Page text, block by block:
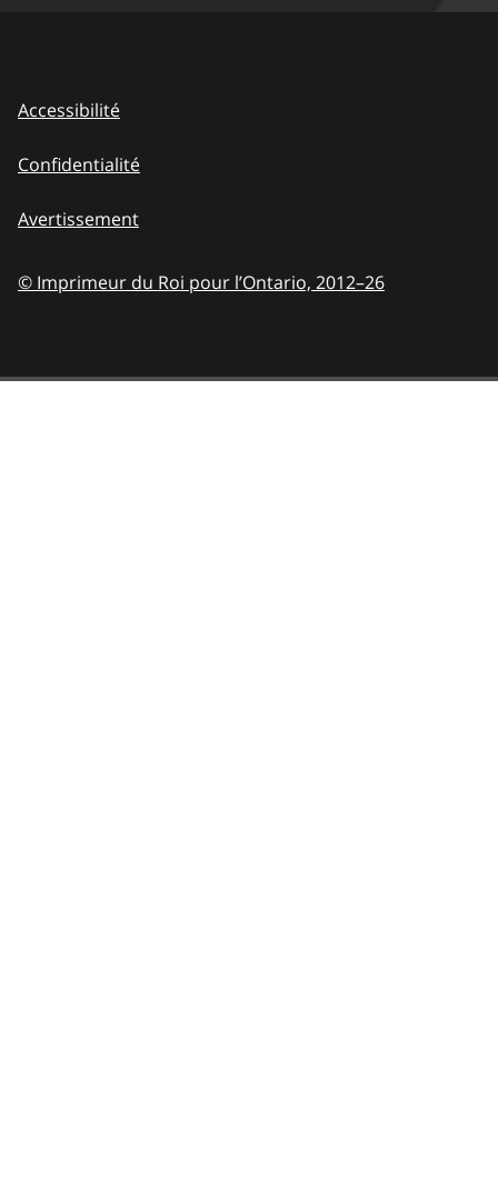
Accessibilité
Confidentialité
Avertissement
© Imprimeur du Roi pour l’Ontario, 2012–26